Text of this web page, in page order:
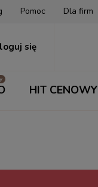
Pomoc Dla firm
się
HIT CENOWY